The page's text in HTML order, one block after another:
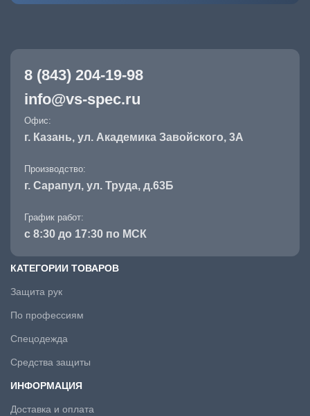
КАТЕГОРИИ ТОВАРОВ
Защита рук
По профессиям
Спецодежда
Средства защиты
ИНФОРМАЦИЯ
Доставка и оплата
8 (843) 204-19-98
info@vs-spec.ru
Офис:
г. Казань, ул. Академика Завойского, 3А
Производство:
г. Сарапул, ул. Труда, д.63Б
График работ:
с 8:30 до 17:30 по МСК